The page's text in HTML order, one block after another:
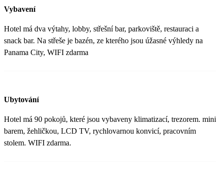
Vybavení
Hotel má dva výtahy, lobby, střešní bar, parkoviště, restauraci a
snack bar. Na střeše je bazén, ze kterého jsou úžasné výhledy na
Panama City, WIFI zdarma
Ubytování
Hotel má 90 pokojů, které jsou vybaveny klimatizací, trezorem. mini
barem, žehličkou, LCD TV, rychlovarnou konvicí, pracovním
stolem. WIFI zdarma.